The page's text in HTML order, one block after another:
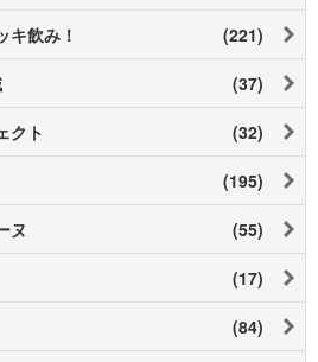
キ飲み！ (221)
(37)
クト (32)
(195)
ヌ (55)
(17)
(84)